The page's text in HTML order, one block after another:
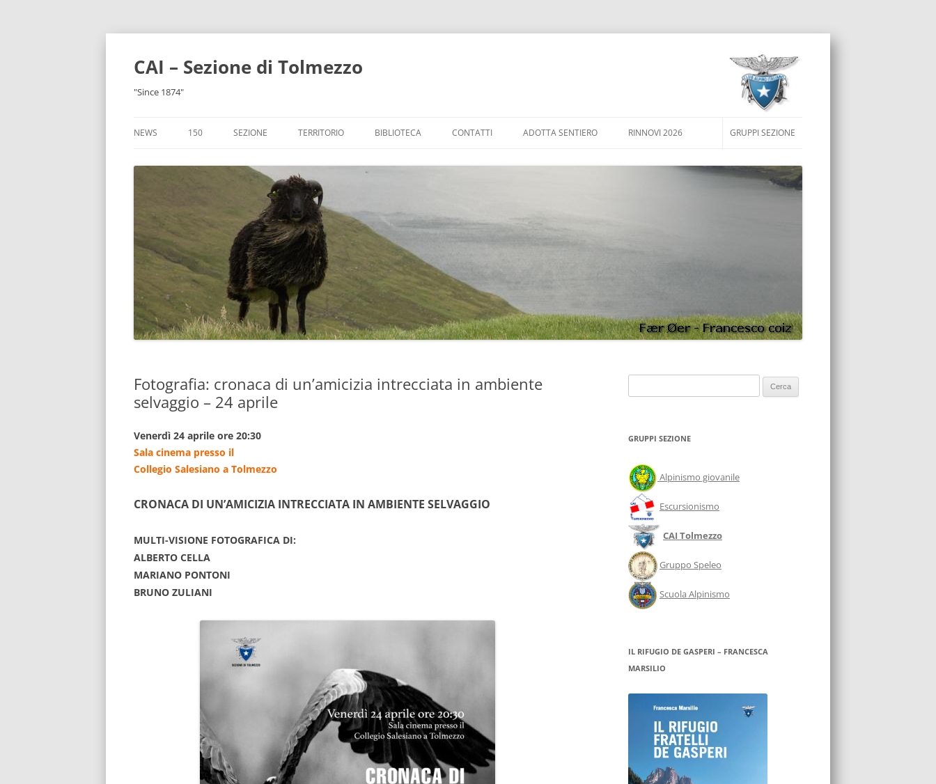
CAI – Sezione di Tolmezzo
"Since 1874"
NEWS 150 SEZIONE TERRITORIO BIBLIOTECA CONTATTI ADOTTA SENTIERO RINNOVI 2026 GRUPPI SEZIONE
Fotografia: cronaca di un’amicizia intrecciata in ambiente
selvaggio – 24 aprile
Venerdì 24 aprile ore 20:30
Sala cinema presso il
Collegio Salesiano a Tolmezzo
CRONACA DI UN’AMICIZIA INTRECCIATA IN AMBIENTE SELVAGGIO
MULTI-VISIONE FOTOGRAFICA DI:
ALBERTO CELLA
MARIANO PONTONI
BRUNO ZULIANI
per:
GRUPPI SEZIONE
Alpinismo giovanile
Escursionismo
CAI Tolmezzo
Gruppo Speleo
Scuola Alpinismo
IL RIFUGIO DE GASPERI – FRANCESCA
MARSILIO